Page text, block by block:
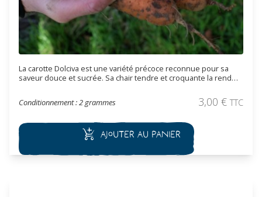
La carotte Dolciva est une variété précoce reconnue pour sa
saveur douce et sucrée. Sa chair tendre et croquante la rend
Conditionnement : 2 grammes 3,00 € TTC
Ajouter au panier